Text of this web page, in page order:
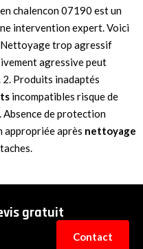
chalencon 07190 est un
intervention expert. Voici
Nettoyage trop agressif
agressive peut
Produits inadaptés
incompatibles risque de
Absence de protection
appropriée après nettoyage
gratuit
Contact